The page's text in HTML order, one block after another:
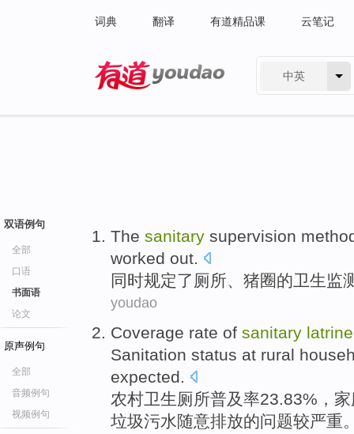
词典 翻译 有道精品课 云笔记
中英
双语例句
全部
口语
书面语
论文
原声例句
全部
音频例句
视频例句
The sanitary supervision
worked out.
同时规定了 厕所、猪圈的卫生监
youdao
Coverage rate of sanitary latrine
Sanitation status at rural
expected.
农村卫生厕所普及率23.83%，
垃圾污水随意排放的问题较严重